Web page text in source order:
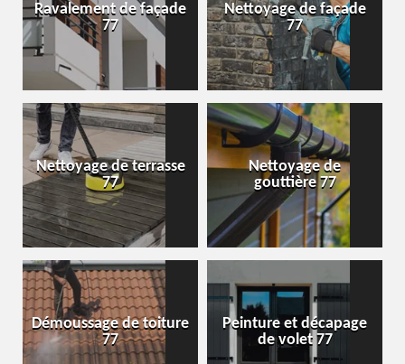
Ravalement de façade
77
Nettoyage de façade
77
Nettoyage de terrasse
77
Nettoyage de
gouttière 77
Démoussage de toiture
77
Peinture et décapage
de volet 77